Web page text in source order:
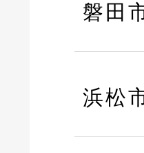
磐田
浜松